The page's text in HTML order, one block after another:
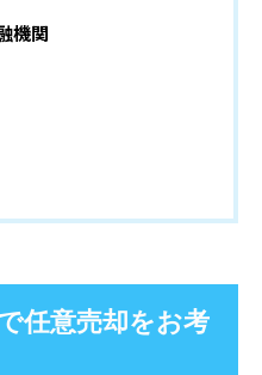
機関
任意売却をお考